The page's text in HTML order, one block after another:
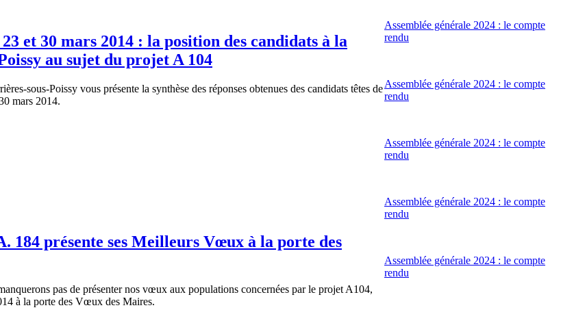
et 30 mars 2014 : la position des candidats à la
au sujet du projet A 104
sous-Poissy vous présente la synthèse des réponses obtenues des candidats têtes de
mars 2014.
184 présente ses Meilleurs Vœux à la porte des
pas de présenter nos vœux aux populations concernées par le projet A104,
à la porte des Vœux des Maires.
Assemblée générale 2024 : le compte
rendu
Assemblée générale 2024 : le compte
rendu
Assemblée générale 2024 : le compte
rendu
Assemblée générale 2024 : le compte
rendu
Assemblée générale 2024 : le compte
rendu